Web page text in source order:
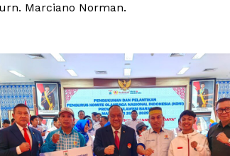
Marciano Norman.